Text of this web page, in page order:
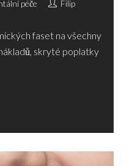
péče
Filip
faset na všechny
skryté poplatky